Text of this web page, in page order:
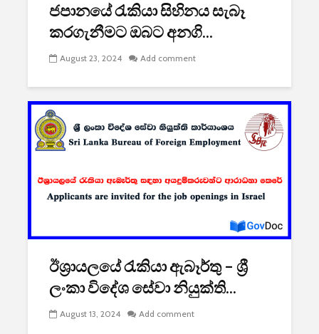
ජපානයේ රැකියා සිහිනය සැබෑ
කරගැනීමට ඔබට අනගි...
August 23, 2024 Add comment
ඊශ්‍රායලයේ රැකියා ඇබෑර්තු – ශ්‍රී
ලංකා විදේශ සේවා නියුක්ති...
August 13, 2024 Add comment